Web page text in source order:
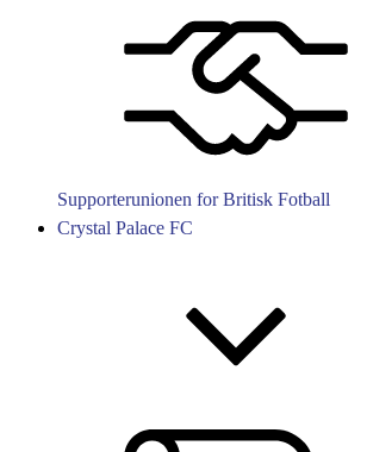
Supporterunionen for Britisk Fotball
Crystal Palace FC